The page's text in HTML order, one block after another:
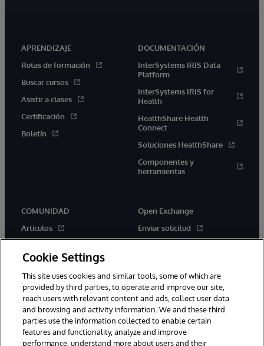
APRENDIZAJE
Rutas de formación
Buscar cursos
Asistir a clases
Certificación
Boletín
DOCUMENTACIÓN
InterSystems IRIS Data
Platform
InterSystems IRIS for
Health
HealthShare Health
Connect
Soluciones HealthShare
Componentes y
herramientas
COMUNIDAD
Articulos
Eventos
Miembros
Mejores Prácticas
Open Exchange
Enviar solicitud
Novedades
Cookie Settings
This site uses cookies and similar tools, some of which are
provided by third parties, to operate and improve our site,
reach users with relevant content and ads, collect user data
and browsing and activity information. We and these third
parties use the information collected to enable certain
features and functionality, analyze and improve
performance, understand more about users and their